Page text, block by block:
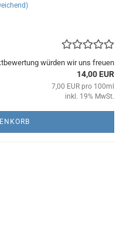
würden wir uns freuen
14,00 EUR
7,00 EUR pro 100ml
inkl. 19% MwSt.